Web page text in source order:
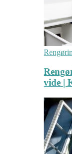
vide |